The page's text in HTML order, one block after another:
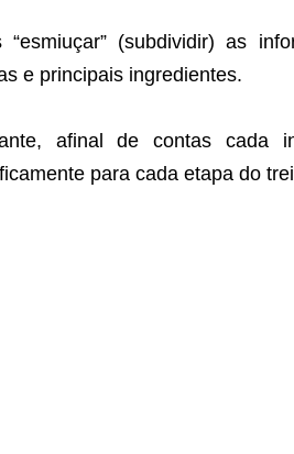
“esmiuçar” (subdividir) as
e principais ingredientes.
afinal de contas cada
para cada etapa do